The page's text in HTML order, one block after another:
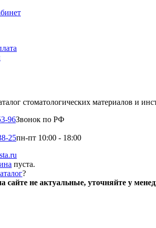
стоматологических материалов и
96Звонок по РФ
25пн-пт 10:00 - 18:00
пуста.
?
сайте не актуальные, уточняйте у